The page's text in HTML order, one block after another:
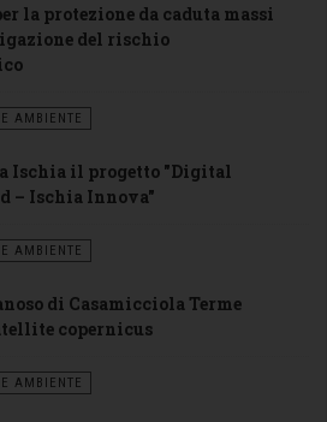
la protezione da caduta massi
del rischio
AMBIENTE
Ischia il progetto "Digital
– Ischia Innova"
AMBIENTE
di Casamicciola Terme
copernicus
AMBIENTE